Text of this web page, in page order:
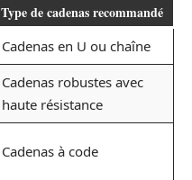
Type de cadenas recommandé
Cadenas en U ou chaîne
Cadenas robustes avec
haute résistance
Cadenas à code